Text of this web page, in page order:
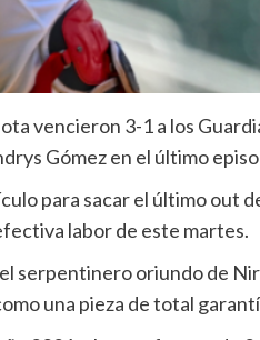
vencieron 3-1 a los
Gómez en el último
para sacar el último out
labor de este martes.
serpentinero oriundo de
una pieza de total